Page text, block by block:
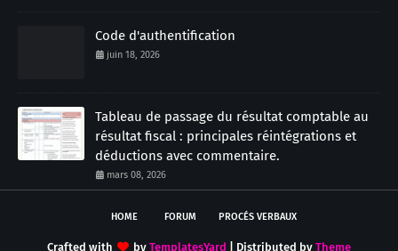
Code d'authentification
juin 18, 2026
Tableau de passage du résultat comptable au
résultat fiscal : principales réintégrations et
déductions avec commentaire.
mars 08, 2026
HOME FORUM PROCÉS VERBAUX
Crafted with by TemplatesYard | Distributed by Theme